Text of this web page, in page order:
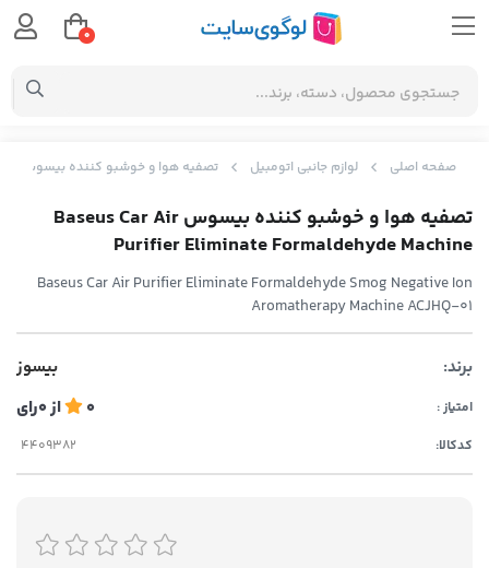
صفحه اصلی لوازم جانبی اتومبیل تصفیه هوا و خوشبو کننده بیسوس Baseus Car Air Purifier Eliminate Formaldehyde Machine
تصفیه هوا و خوشبو کننده بیسوس Baseus Car Air
Purifier Eliminate Formaldehyde Machine
Baseus Car Air Purifier Eliminate Formaldehyde Smog Negative Ion
Aromatherapy Machine ACJHQ-01
برند: بیسوز
امتیاز : 0 از0رای
کدکالا:
0